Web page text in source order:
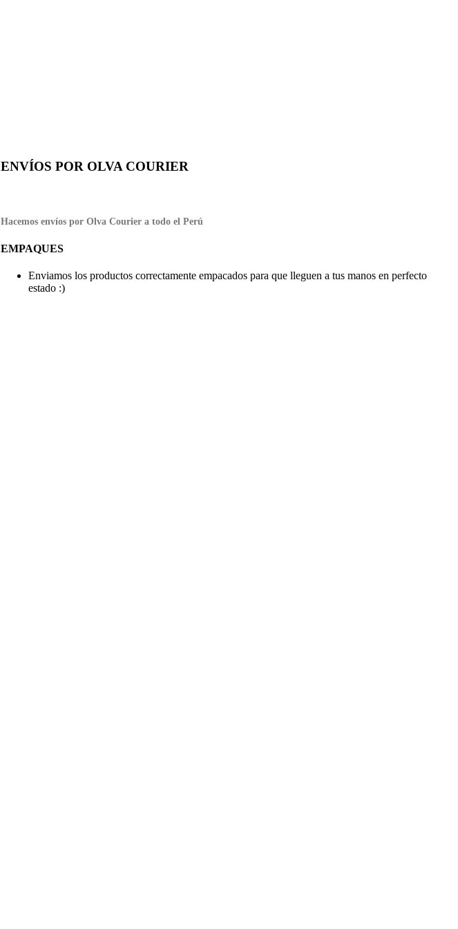
ENVÍOS POR OLVA COURIER
Hacemos envíos por Olva Courier a todo el Perú
EMPAQUES
Enviamos los productos correctamente empacados para que lleguen a tus manos en perfecto
estado :)